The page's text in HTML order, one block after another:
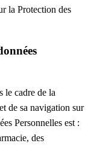
la Protection des
le cadre de la
de sa navigation sur
Personnelles est :
des